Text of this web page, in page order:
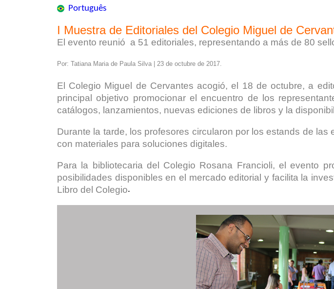
Português
I Muestra de Editoriales del Colegio Miguel de
El evento reunió a 51 editoriales, representando a más de 80
Por: Tatiana Maria de Paula Silva | 23 de octubre de 2017.
El Colegio Miguel de Cervantes acogió, el 18 de octubre, a
principal objetivo promocionar el encuentro de los
catálogos, lanzamientos, nuevas ediciones de libros y la
Durante la tarde, los profesores circularon por los estands de
con materiales para soluciones digitales.
Para la bibliotecaria del Colegio Rosana Francioli, el evento
posibilidades disponibles en el mercado editorial y facilita la
Libro del Colegio.